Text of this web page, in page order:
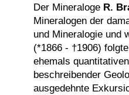
Der Mineraloge R.
Mineralogen der
und Mineralogie und
(*1866 - †1906)
ehemals
beschreibender
ausgedehnte